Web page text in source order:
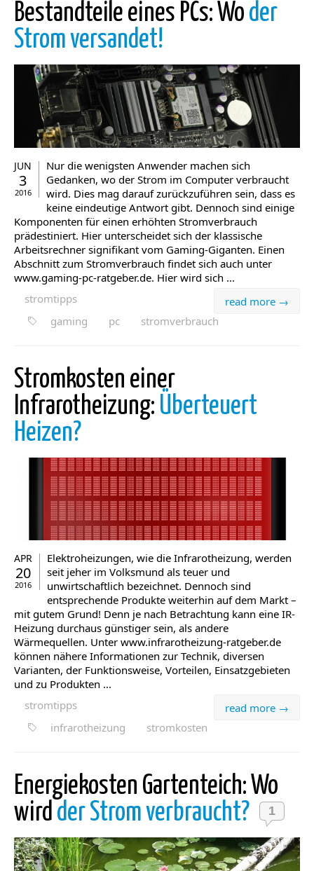
Bestandteile eines PCs: Wo der
Strom versandet!
JUN
3
2016
Nur die wenigsten Anwender machen sich
Gedanken, wo der Strom im Computer verbraucht
wird. Dies mag darauf zurückzuführen sein, dass es
keine eindeutige Antwort gibt. Dennoch sind einige
Komponenten für einen erhöhten Stromverbrauch
prädestiniert. Hier unterscheidet sich der klassische
Arbeitsrechner signifikant vom Gaming-Giganten. Einen
Abschnitt zum Stromverbrauch findet sich auch unter
www.gaming-pc-ratgeber.de. Hier wird sich ...
read more →
stromtipps
gaming
pc stromverbrauch
Stromkosten einer
Infrarotheizung: Überteuert
Heizen?
APR
20
2016
Elektroheizungen, wie die Infrarotheizung, werden
seit jeher im Volksmund als teuer und
unwirtschaftlich bezeichnet. Dennoch sind
entsprechende Produkte weiterhin auf dem Markt –
mit gutem Grund! Denn je nach Betrachtung kann eine IR-
Heizung durchaus günstiger sein, als andere
Wärmequellen. Unter www.infrarotheizung-ratgeber.de
können nähere Informationen zur Technik, diversen
Varianten, der Funktionsweise, Vorteilen, Einsatzgebieten
und zu Produkten ...
read more →
stromtipps
infrarotheizung
stromkosten
Energiekosten Gartenteich: Wo
wird der Strom verbraucht? 1